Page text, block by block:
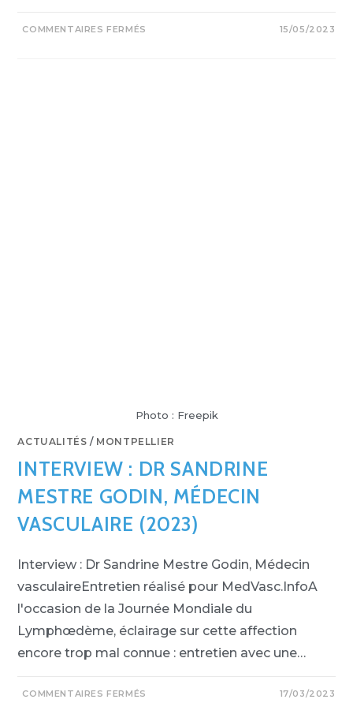
COMMENTAIRES FERMÉS 15/05/2023
Photo : Freepik
ACTUALITÉS / MONTPELLIER
INTERVIEW : DR SANDRINE
MESTRE GODIN, MÉDECIN
VASCULAIRE (2023)
Interview : Dr Sandrine Mestre Godin, Médecin
vasculaireEntretien réalisé pour MedVasc.InfoA
l'occasion de la Journée Mondiale du
Lymphœdème, éclairage sur cette affection
encore trop mal connue : entretien avec une…
COMMENTAIRES FERMÉS 17/03/2023